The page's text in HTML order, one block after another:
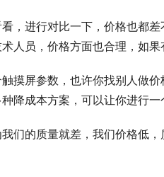
，进行对比一下，价格也都
人员，价格方面也合理，如果
摸屏参数，也许你找别人做
降成本方案，可以让你进行一
们的质量就差，我们价格低